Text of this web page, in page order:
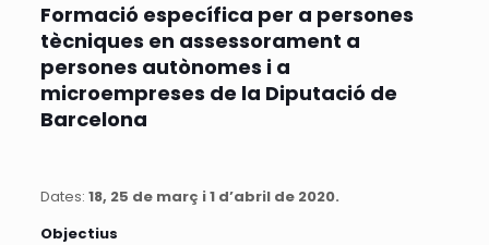
Formació específica per a persones
tècniques en assessorament a
persones autònomes i a
microempreses de la Diputació de
Barcelona
Dates: 18, 25 de març i 1 d’abril de 2020.
Objectius